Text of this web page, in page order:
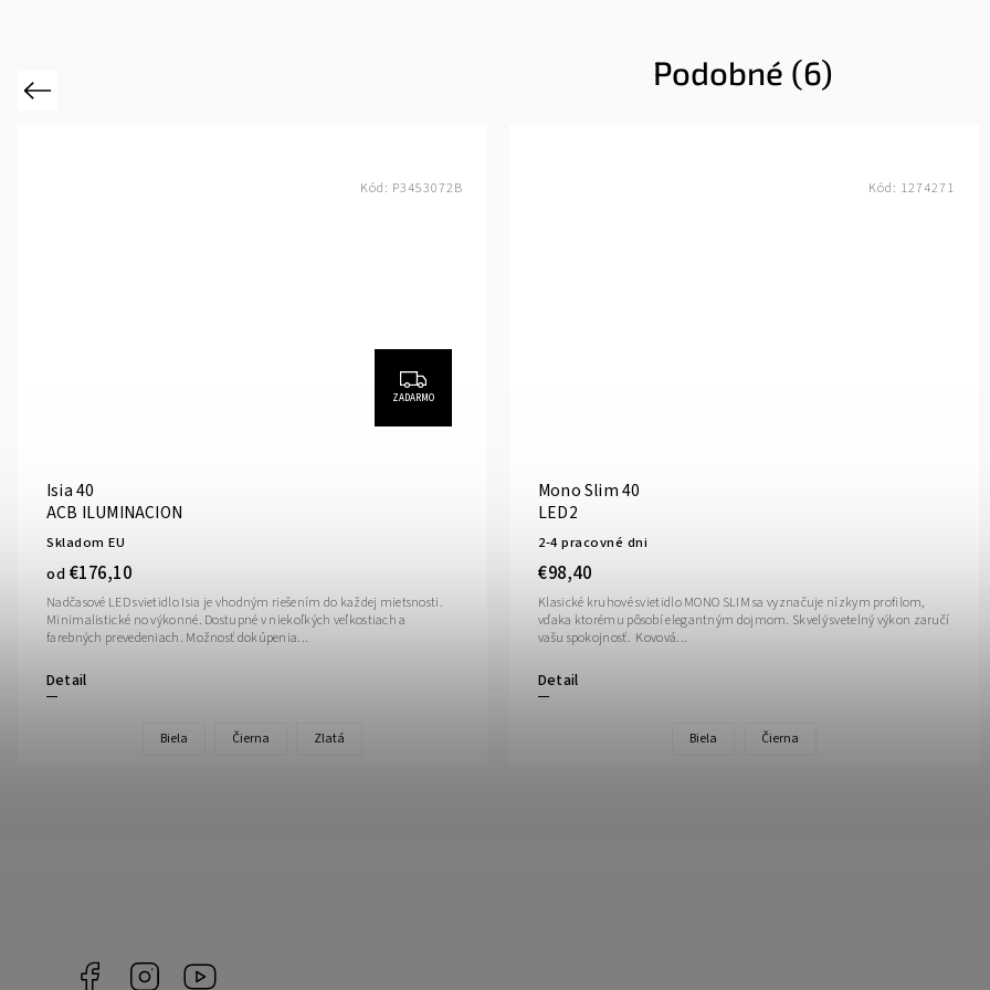
Podobné (6)
Previous
ZADARMO
Isia 40
ACB ILUMINACION
Skladom EU
od €176,10
Detail
Nadčasové LED svietidlo Isia je vhodným riešením do každej mietsnosti.
Minimalistické no výkonné. Dostupné v niekoľkých veľkostiach a
farebných prevedeniach. Možnosť dokúpenia...
Biela Čierna Zlatá
Kód: P3453072B
Mono Slim 40
LED2
2-4 pracovné dni
€98,40
Detail
Klasické kruhové svietidlo MONO SLIM sa vyznačuje nízkym profilom,
vďaka ktorému pôsobí elegantným dojmom. Skvelý svetelný výkon zaručí
vašu spokojnosť. Kovová...
Biela Čierna
Kód: 1274271
Facebook Instagram